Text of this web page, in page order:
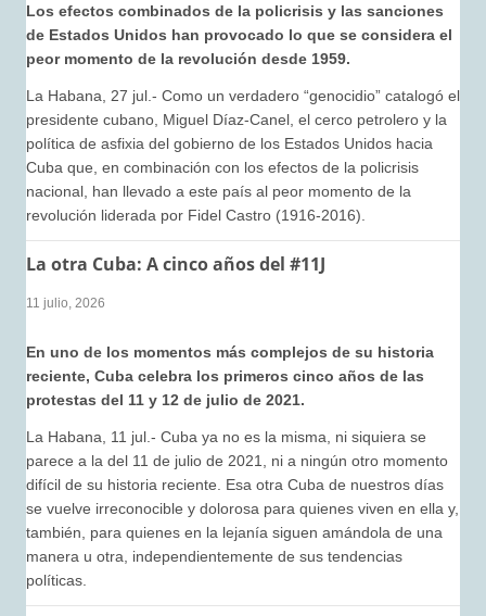
Los efectos combinados de la policrisis y las sanciones
de Estados Unidos han provocado lo que se considera el
peor momento de la revolución desde 1959.
La Habana, 27 jul.- Como un verdadero “genocidio” catalogó el
presidente cubano, Miguel Díaz-Canel, el cerco petrolero y la
política de asfixia del gobierno de los Estados Unidos hacia
Cuba que, en combinación con los efectos de la policrisis
nacional, han llevado a este país al peor momento de la
revolución liderada por Fidel Castro (1916-2016).
La otra Cuba: A cinco años del #11J
11 julio, 2026
En uno de los momentos más complejos de su historia
reciente, Cuba celebra los primeros cinco años de las
protestas del 11 y 12 de julio de 2021.
La Habana, 11 jul.- Cuba ya no es la misma, ni siquiera se
parece a la del 11 de julio de 2021, ni a ningún otro momento
difícil de su historia reciente. Esa otra Cuba de nuestros días
se vuelve irreconocible y dolorosa para quienes viven en ella y,
también, para quienes en la lejanía siguen amándola de una
manera u otra, independientemente de sus tendencias
políticas.